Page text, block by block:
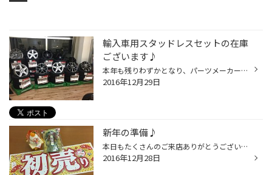
輸入車用スタッドレスセットの在庫
ございます♪
本年も残りわずかとなり、パーツメーカーや問屋業者も 年末休業に入りはじめました。 タイヤ館西荻窪では輸入車用のアルミホイールも在庫 ございます。全てのメーカー・車種の在庫がある訳では ありませんが、人気の車種などは在庫ございますので ご来店または電話にてお問い合わせください。 ※スタ...
2016年12月29日
新年の準備♪
本日もたくさんのご来店ありがとうございます。 本年も残りわずかとなりましたが、タイヤ館西荻窪は １２月３１日まで元気に営業中です！ 新年は１月３日より通常営業となり、『初売り』セールを 開催いたしますので、是非ご来店ください！！ ※ご来店のお客様へ、プレゼントあります！ ※ご購入のお...
2016年12月28日